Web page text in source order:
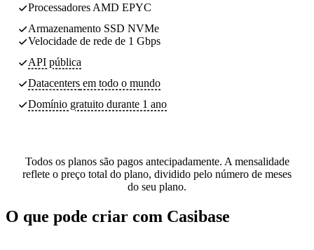
Processadores AMD EPYC
Armazenamento SSD NVMe
Velocidade de rede de 1 Gbps
API pública
Datacenters em todo o mundo
Domínio gratuito durante 1 ano
Todos os planos são pagos antecipadamente. A mensalidade
reflete o preço total do plano, dividido pelo número de meses
do seu plano.
O que pode criar com Casibase